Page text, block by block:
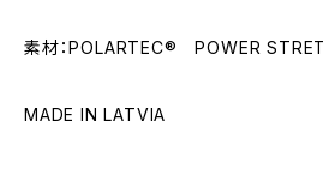
素材：POLARTEC® POWER
MADE IN LATVIA